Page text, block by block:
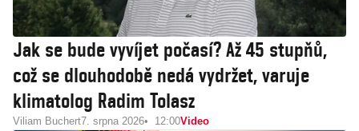
Jak se bude vyvíjet počasí? Až 45 stupňů,
což se dlouhodobě nedá vydržet, varuje
klimatolog Radim Tolasz
Viliam Buchert7. srpna 2026 12:00Video